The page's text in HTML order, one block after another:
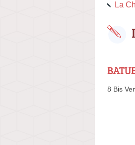
La
8 Bis